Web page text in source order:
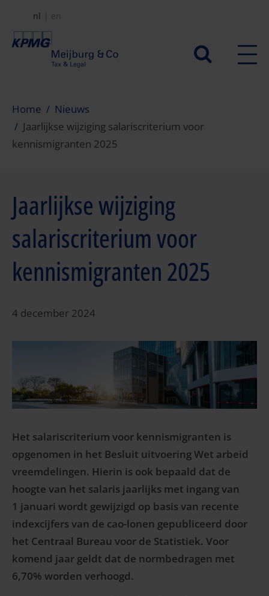
naar
Secundair
nl en
Home
Nieuws
Jaarlijkse wijziging salariscriterium voor
kennismigranten 2025
Jaarlijkse wijziging
salariscriterium voor
kennismigranten 2025
4 december 2024
Het salariscriterium voor kennismigranten is
opgenomen in het Besluit uitvoering Wet arbeid
vreemdelingen. Hierin is ook bepaald dat de
hoogte van het salaris jaarlijks met ingang van
1 januari wordt gewijzigd op basis van recente
indexcijfers van de cao-lonen gepubliceerd door
het Centraal Bureau voor de Statistiek. Voor
komend jaar geldt dat de normbedragen met
6,70% worden verhoogd.